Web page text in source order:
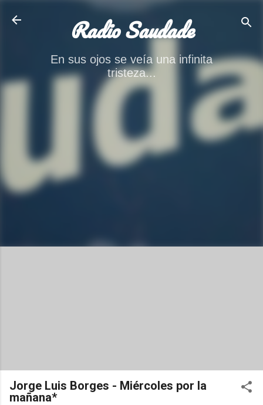
Radio Saudade
En sus ojos se veía una infinita
tristeza...
Jorge Luis Borges - Miércoles por la
mañana*